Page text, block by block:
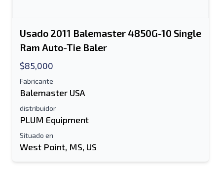
Usado 2011 Balemaster 4850G-10 Single
Ram Auto-Tie Baler
$85,000
Fabricante
Balemaster USA
distribuidor
PLUM Equipment
Situado en
West Point, MS, US